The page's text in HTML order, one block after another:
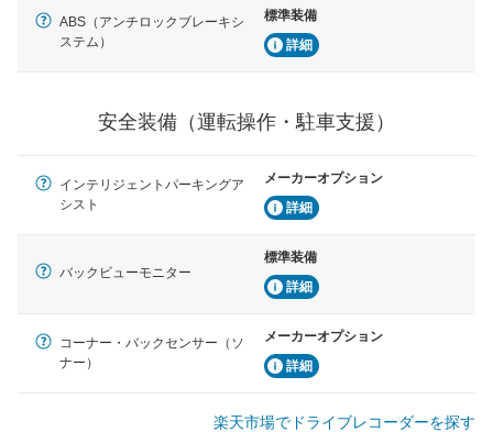
ABS（アンチロックブレーキシ
ステム）
標準装備
詳細
安全装備（運転操作・駐車支援）
インテリジェントパーキングア
シスト
メーカーオプション
詳細
バックビューモニター
標準装備
詳細
コーナー・バックセンサー（ソ
ナー）
メーカーオプション
詳細
楽天市場でドライブレコーダーを探す